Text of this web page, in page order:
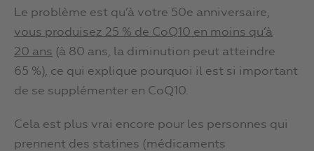
Le problème est qu’à votre 50e anniversaire,
vous produisez 25 % de CoQ10 en moins qu’à
20 ans (à 80 ans, la diminution peut atteindre
65 %), ce qui explique pourquoi il est si important
de se supplémenter en CoQ10.
Cela est plus vrai encore pour les personnes qui
prennent des statines (médicaments